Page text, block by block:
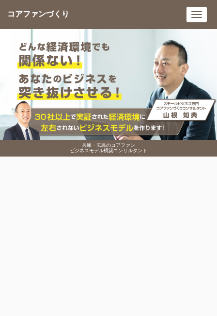
兵庫・広島のコアファン
ビジネスモデル構築コンサルタント
コアファンづくり